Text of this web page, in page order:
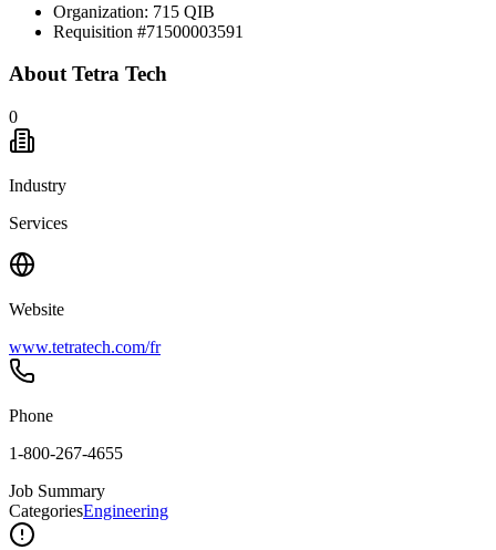
Organization: 715 QIB
Requisition #71500003591
About Tetra Tech
0
Industry
Services
Website
www.tetratech.com/fr
Phone
1-800-267-4655
Job Summary
CategoriesEngineering